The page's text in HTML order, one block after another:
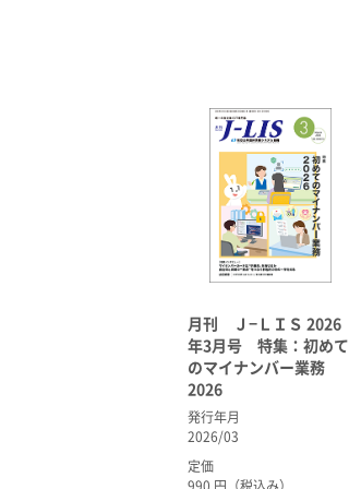
月刊 Ｊ−ＬＩＳ 2026
年3月号 特集：初めて
のマイナンバー業務
2026
発行年月
2026/03
定価